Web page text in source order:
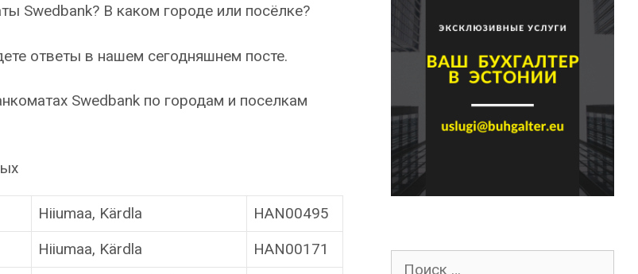
Swedbank? В каком городе или посёлке?
ответы в нашем сегодняшнем посте.
Swedbank по городам и поселкам
Hiiumaa, Kärdla
HAN00495
Hiiumaa, Kärdla
HAN00171
Поиск